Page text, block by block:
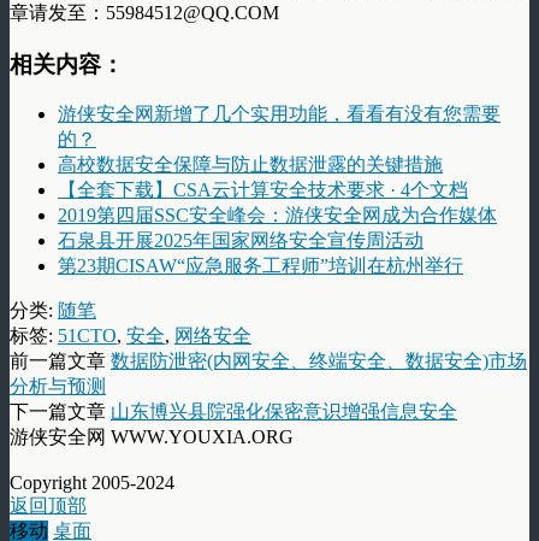
章请发至：55984512@QQ.COM
相关内容：
游侠安全网新增了几个实用功能，看看有没有您需要
的？
高校数据安全保障与防止数据泄露的关键措施
【全套下载】CSA云计算安全技术要求 · 4个文档
2019第四届SSC安全峰会：游侠安全网成为合作媒体
石泉县开展2025年国家网络安全宣传周活动
第23期CISAW“应急服务工程师”培训在杭州举行
分类: 随笔
标签: 51CTO, 安全, 网络安全
前一篇文章 数据防泄密(内网安全、终端安全、数据安全)市场
分析与预测
下一篇文章 山东博兴县院强化保密意识增强信息安全
游侠安全网 WWW.YOUXIA.ORG
Copyright 2005-2024
返回顶部
移动 桌面